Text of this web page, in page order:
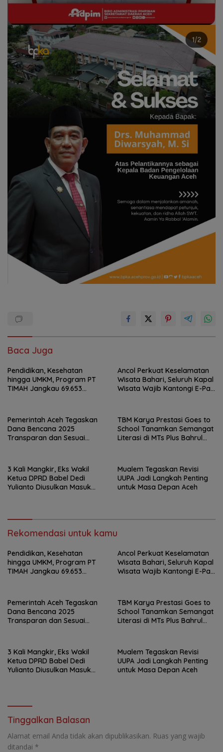
Baca Juga
Pendidikan, Kesehatan
hingga UMKM, Program PT
TIMAH Jangkau 69.653
Ancol Perkuat Keselamatan
Wisata Bahari, Seluruh Kapal
Wisata Wajib Kantongi E-Pas
Pemerintah Aceh Tegaskan
Dana Bencana 2025
Transparan dan Sesuai
TBM Karya Prestasi Goes to
School Tanamkan Semangat
Literasi di MTs Plus Bahrul
3 Kali Mangkir, Eks Wakil
Ketua DPRD Babel Dedi
Yulianto Diusulkan Masuk
Mualem Tegaskan Revisi
UUPA Jadi Langkah Penting
untuk Masa Depan Aceh
Rekomendasi untuk kamu
Pendidikan, Kesehatan
hingga UMKM, Program PT
TIMAH Jangkau 69.653
Ancol Perkuat Keselamatan
Wisata Bahari, Seluruh Kapal
Wisata Wajib Kantongi E-Pas
Pemerintah Aceh Tegaskan
Dana Bencana 2025
Transparan dan Sesuai
TBM Karya Prestasi Goes to
School Tanamkan Semangat
Literasi di MTs Plus Bahrul
3 Kali Mangkir, Eks Wakil
Ketua DPRD Babel Dedi
Yulianto Diusulkan Masuk
Mualem Tegaskan Revisi
UUPA Jadi Langkah Penting
untuk Masa Depan Aceh
Tinggalkan Balasan
Alamat email Anda tidak akan dipublikasikan. Ruas yang wajib
ditandai *